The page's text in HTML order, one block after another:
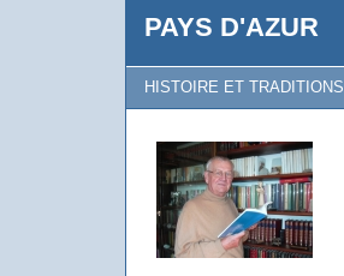
PAYS D'AZUR
HISTOIRE ET TRADITIONS